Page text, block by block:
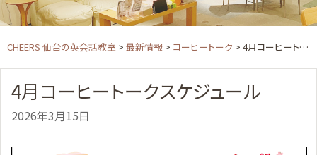
CHEERS 仙台の英会話教室 > 最新情報 > コーヒートーク > 4月コーヒートークスケジュール
4月コーヒートークスケジュール
2026年3月15日